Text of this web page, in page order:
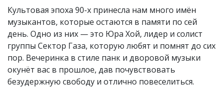
Культовая эпоха 90-х принесла нам много имён
музыкантов, которые остаются в памяти по сей
день. Одно из них — это Юра Хой, лидер и солист
группы Сектор Газа, которую любят и помнят до сих
пор. Вечеринка в стиле панк и дворовой музыки
окунёт вас в прошлое, дав почувствовать
безудержную свободу и отлично повеселиться.